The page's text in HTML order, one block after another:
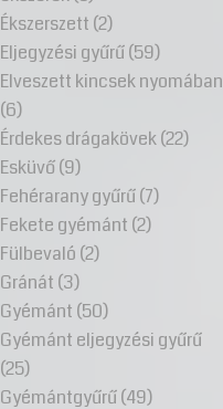
Ékszerszett (2)
Eljegyzési gyűrű(59)
Elveszett kincsek nyomában
(6)
Érdekes drágakövek(22)
Esküvő(9)
Fehérarany gyűrű(7)
Fekete gyémánt (2)
Fülbevaló (2)
Gránát (3)
Gyémánt (50)
Gyémánt eljegyzési gyűrű
(25)
Gyémántgyűrű(49)